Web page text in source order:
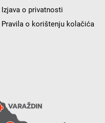
Izjava o privatnosti
Pravila o korištenju kolačića